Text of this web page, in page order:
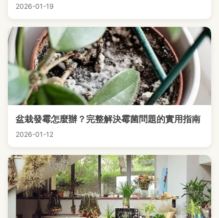
2026-01-19
盆栽發霉怎麼辦？完整解決霉菌問題的實用指南
2026-01-12